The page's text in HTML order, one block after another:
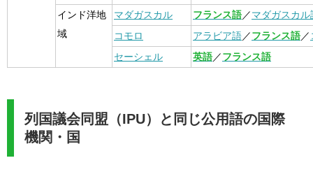
インド洋地
域
マダガスカル フランス語／マダガスカル
コモロ
アラビア語／フランス語／
セーシェル
英語／フランス語
列国議会同盟（IPU）と同じ公用語の国際
機関・国